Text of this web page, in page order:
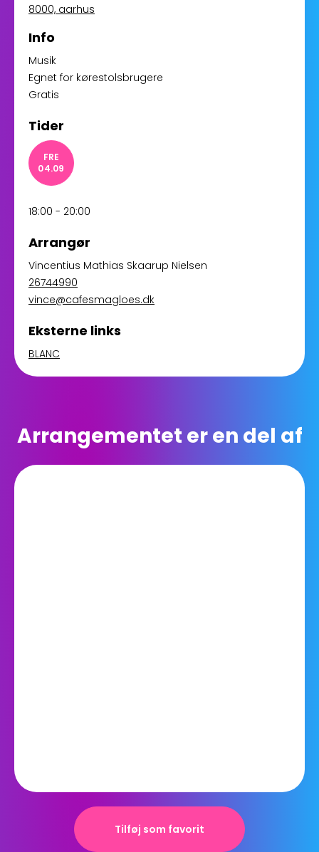
8000, aarhus
Info
Musik
Egnet for kørestolsbrugere
Gratis
Tider
FRE
04.09
18:00 - 20:00
Arrangør
Vincentius Mathias Skaarup Nielsen
26744990
vince@cafesmagloes.dk
Eksterne links
BLANC
Arrangementet er en del af
Tilføj som favorit